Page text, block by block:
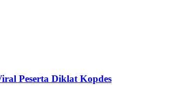
Peserta Diklat Kopdes